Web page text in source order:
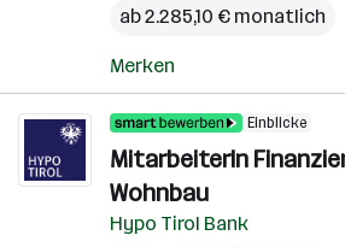
ab 2.285,10 € monatlich
Merken
Einblicke
MitarbeiterIn
Wohnbau
Hypo Tirol Bank